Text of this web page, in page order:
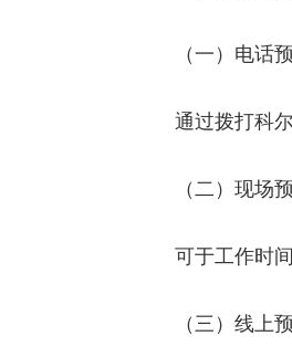
（一）电话
通过拨打科
（二）现场
可于工作时
（三）线上